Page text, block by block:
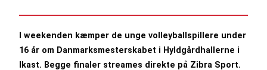
I weekenden kæmper de unge volleyballspillere under
16 år om Danmarksmesterskabet i Hyldgårdhallerne i
Ikast. Begge finaler streames direkte på Zibra Sport.